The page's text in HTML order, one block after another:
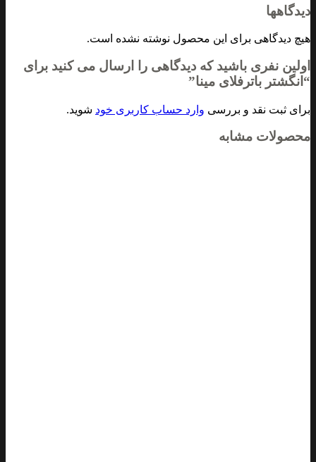
دیدگاهها
هیچ دیدگاهی برای این محصول نوشته نشده است.
اولین نفری باشید که دیدگاهی را ارسال می کنید برای
“انگشتر باترفلای مینا”
برای ثبت نقد و بررسی وارد حساب کاربری خود شوید.
محصولات مشابه